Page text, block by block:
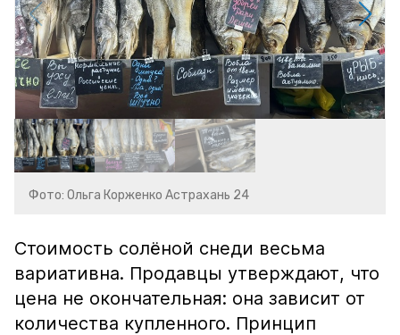
Фото: Ольга Корженко Астрахань 24
Стоимость солёной снеди весьма
вариативна. Продавцы утверждают, что
цена не окончательная: она зависит от
количества купленного. Принцип